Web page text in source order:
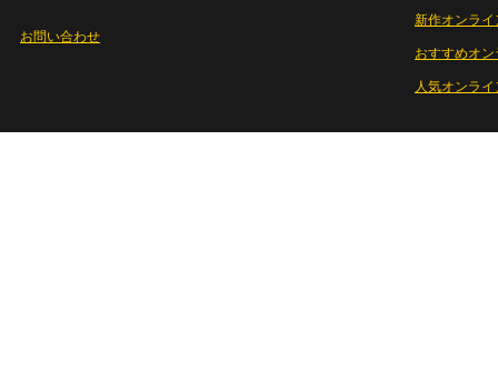
お問い合わせ
新作オンライ
おすすめオ
人気オンラ